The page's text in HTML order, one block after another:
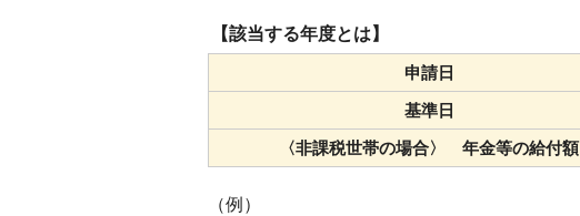
【該当する年度とは】
申請日
基準日
〈非課税世帯の場合〉 年金等の給付額
（例）